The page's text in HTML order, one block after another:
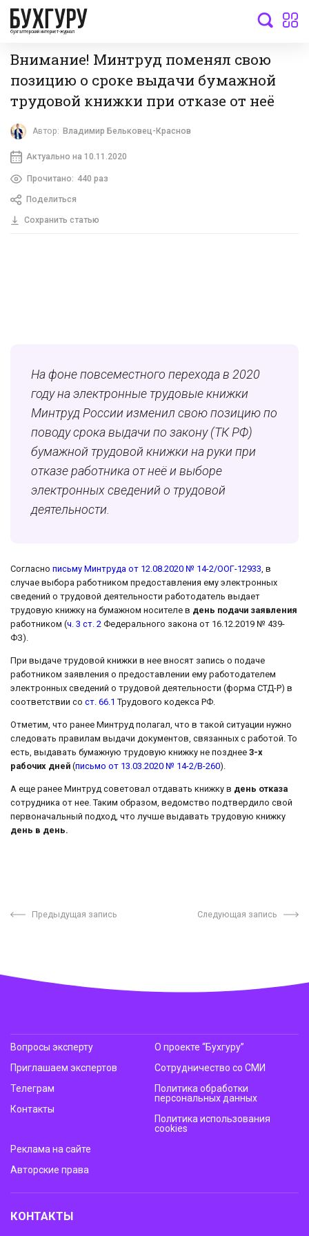
бухгалтерский интернет-журнал
Внимание! Минтруд поменял свою
позицию о сроке выдачи бумажной
трудовой книжки при отказе от неё
Автор: Владимир Бельковец-Краснов
Актуально на 10.11.2020
Прочитано: 440 раз
Поделиться
Сохранить статью
На фоне повсеместного перехода в 2020
году на электронные трудовые книжки
Минтруд России изменил свою позицию по
поводу срока выдачи по закону (ТК РФ)
бумажной трудовой книжки на руки при
отказе работника от неё и выборе
электронных сведений о трудовой
деятельности.
Согласно письму Минтруда от 12.08.2020 № 14-2/ООГ-12933, в
случае выбора работником предоставления ему электронных
сведений о трудовой деятельности работодатель выдает
трудовую книжку на бумажном носителе в день подачи заявления
работником (ч. 3 ст. 2 Федерального закона от 16.12.2019 № 439-
ФЗ).
При выдаче трудовой книжки в нее вносят запись о подаче
работником заявления о предоставлении ему работодателем
электронных сведений о трудовой деятельности (форма СТД-Р) в
соответствии со ст. 66.1 Трудового кодекса РФ.
Отметим, что ранее Минтруд полагал, что в такой ситуации нужно
следовать правилам выдачи документов, связанных с работой. То
есть, выдавать бумажную трудовую книжку не позднее 3-х
рабочих дней (письмо от 13.03.2020 № 14-2/В-260).
А еще ранее Минтруд советовал отдавать книжку в день отказа
сотрудника от нее. Таким образом, ведомство подтвердило свой
первоначальный подход, что лучше выдавать трудовую книжку
день в день.
Предыдущая запись Следующая запись
Вопросы эксперту
Приглашаем экспертов
Телеграм
Контакты
О проекте “Бухгуру”
Сотрудничество со СМИ
Политика обработки
персональных данных
Политика использования
cookies
Реклама на сайте
Авторские права
КОНТАКТЫ